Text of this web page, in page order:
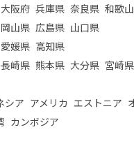
大阪府 兵庫県 奈良県 和歌
岡山県 広島県 山口県
愛媛県 高知県
長崎県 熊本県 大分県 宮崎県
シア アメリカ エストニア
カンボジア